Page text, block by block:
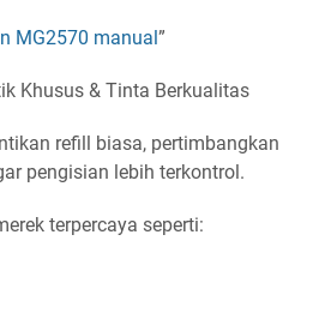
MG2570 manual”
Khusus & Tinta Berkualitas
refill biasa, pertimbangkan
pengisian lebih terkontrol.
terpercaya seperti: